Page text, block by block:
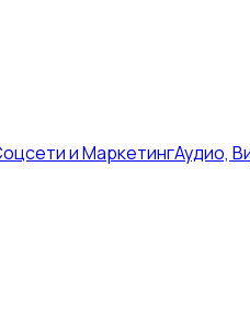
и МаркетингАудио,